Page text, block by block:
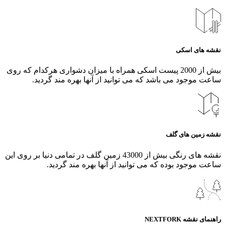
نقشه های اسکی
بیش از 2000 پیست اسکی همراه با میزان دشواری هرکدام که روی
ساعت موجود می باشد که می توانید از آنها بهره مند گردید.
نقشه زمین های گلف
نقشه های رنگی بیش از 43000 زمین گلف در تمامی دنیا بر روی این
ساعت موجود بوده که می توانید از آنها بهره مند گردید.
راهنمای نقشه NEXTFORK